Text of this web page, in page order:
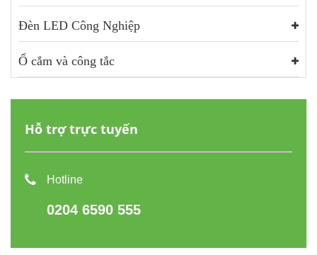
Đèn LED Công Nghiệp
Ổ cắm và công tắc
Hỗ trợ trực tuyến
Hotline
0204 6590 555